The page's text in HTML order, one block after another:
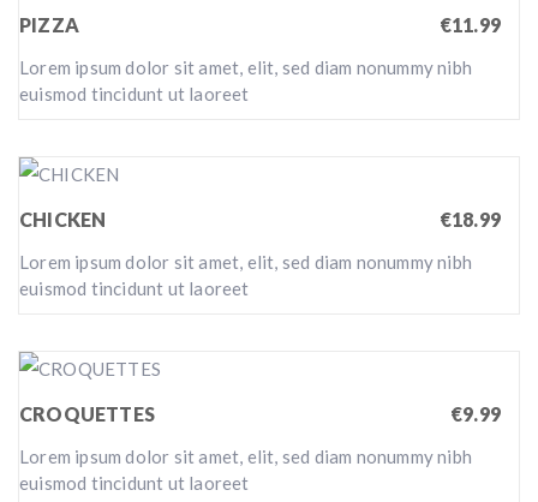
PIZZA €11.99
Lorem ipsum dolor sit amet, elit, sed diam nonummy nibh
euismod tincidunt ut laoreet
CHICKEN €18.99
Lorem ipsum dolor sit amet, elit, sed diam nonummy nibh
euismod tincidunt ut laoreet
CROQUETTES €9.99
Lorem ipsum dolor sit amet, elit, sed diam nonummy nibh
euismod tincidunt ut laoreet